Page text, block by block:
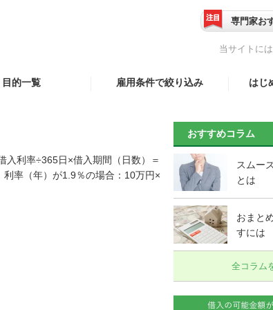
専門家お
当サイトに
目的一覧 雇用条件で絞り込み
学生（２０歳以上）
事業資金・運転資金
はじ
入利率÷365日×借入期間（日数）＝
率（年）が1.9％の場合：10万円×
おすすめコラム
スムー
とは
おまと
すには
全コラム